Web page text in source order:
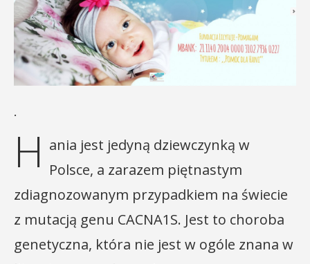
.
H ania jest jedyną dziewczynką w
Polsce, a zarazem piętnastym
zdiagnozowanym przypadkiem na świecie
z mutacją genu CACNA1S. Jest to choroba
genetyczna, która nie jest w ogóle znana w